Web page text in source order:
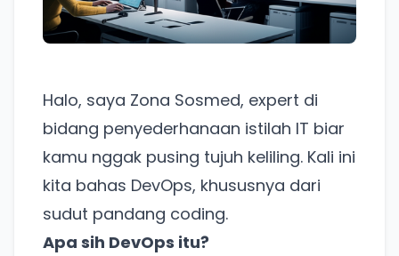
Halo, saya Zona Sosmed, expert di
bidang penyederhanaan istilah IT biar
kamu nggak pusing tujuh keliling. Kali ini
kita bahas DevOps, khususnya dari
sudut pandang coding.
Apa sih DevOps itu?